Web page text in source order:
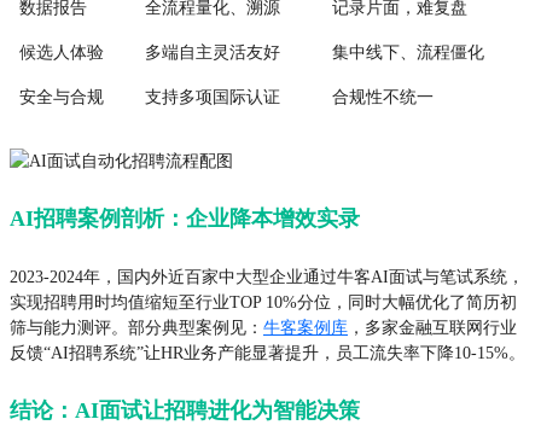
数据报告 全流程量化、溯源 记录片面，难复盘
候选人体验 多端自主灵活友好 集中线下、流程僵化
安全与合规 支持多项国际认证 合规性不统一
AI招聘案例剖析：企业降本增效实录
2023-2024年，国内外近百家中大型企业通过牛客AI面试与笔试系统，
实现招聘用时均值缩短至行业TOP 10%分位，同时大幅优化了简历初
筛与能力测评。部分典型案例见： 牛客案例库 ，多家金融互联网行业
反馈“AI招聘系统”让HR业务产能显著提升，员工流失率下降10-15%。
结论：AI面试让招聘进化为智能决策